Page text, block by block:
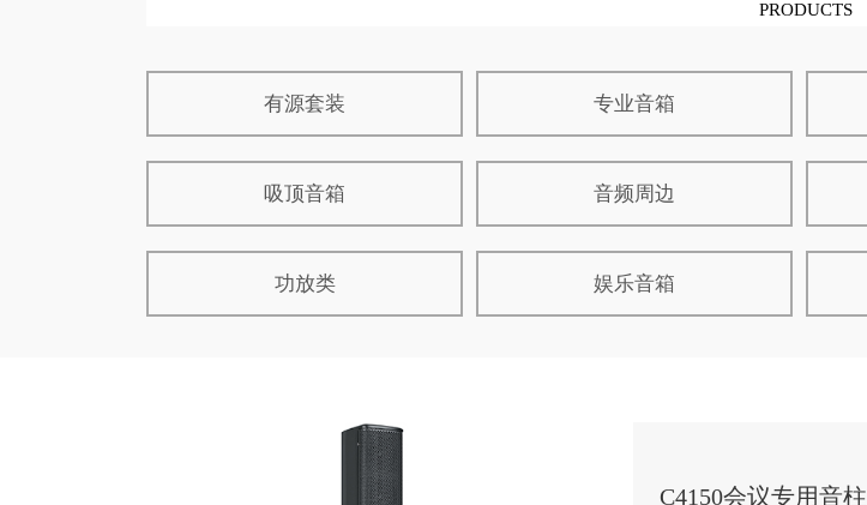
PRODUCTS
有源套装 专业音箱
吸顶音箱 音频周边
功放类 娱乐音箱
C4150会议专用音柱